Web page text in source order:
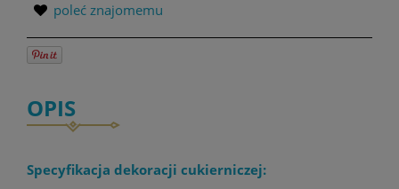
poleć znajomemu
OPIS
Specyfikacja dekoracji cukierniczej: